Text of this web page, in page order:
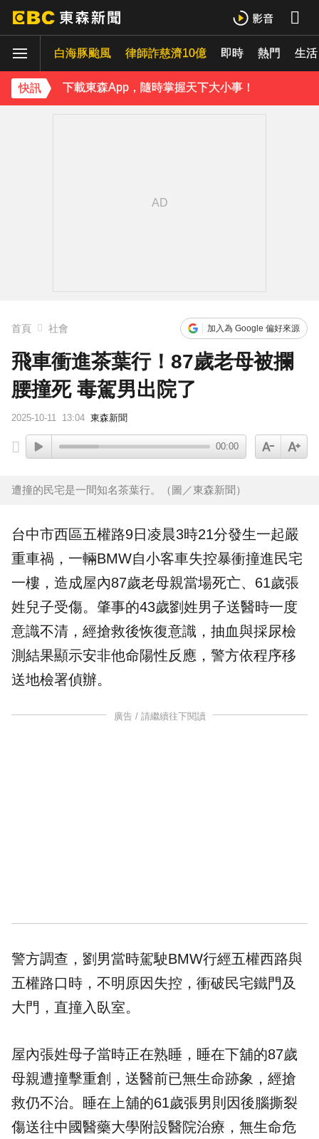
白海豚颱風 律師詐慈濟10億 即時 熱門 生活
快訊
下載東森App，隨時掌握天下大小事！
《理財達人秀》X 安聯投信免費講座報名中！搶先卡位 2027
下載東森App，隨時掌握天下大小事！
首頁 社會 加入為 Google 偏好來源
飛車衝進茶葉行！87歲老母被攔
腰撞死 毒駕男出院了
2025-10-11 13:04 東森新聞
00:00
遭撞的民宅是一間知名茶葉行。（圖／東森新聞）
台中市西區五權路9日凌晨3時21分發生一起嚴
重車禍，一輛BMW自小客車失控暴衝撞進民宅
一樓，造成屋內87歲老母親當場死亡、61歲張
姓兒子受傷。肇事的43歲劉姓男子送醫時一度
意識不清，經搶救後恢復意識，抽血與採尿檢
測結果顯示安非他命陽性反應，警方依程序移
送地檢署偵辦。
廣告 / 請繼續往下閱讀
警方調查，劉男當時駕駛BMW行經五權西路與
五權路口時，不明原因失控，衝破民宅鐵門及
大門，直撞入臥室。
屋內張姓母子當時正在熟睡，睡在下舖的87歲
母親遭撞擊重創，送醫前已無生命跡象，經搶
救仍不治。睡在上舖的61歲張男則因後腦撕裂
傷送往中國醫藥大學附設醫院治療，無生命危